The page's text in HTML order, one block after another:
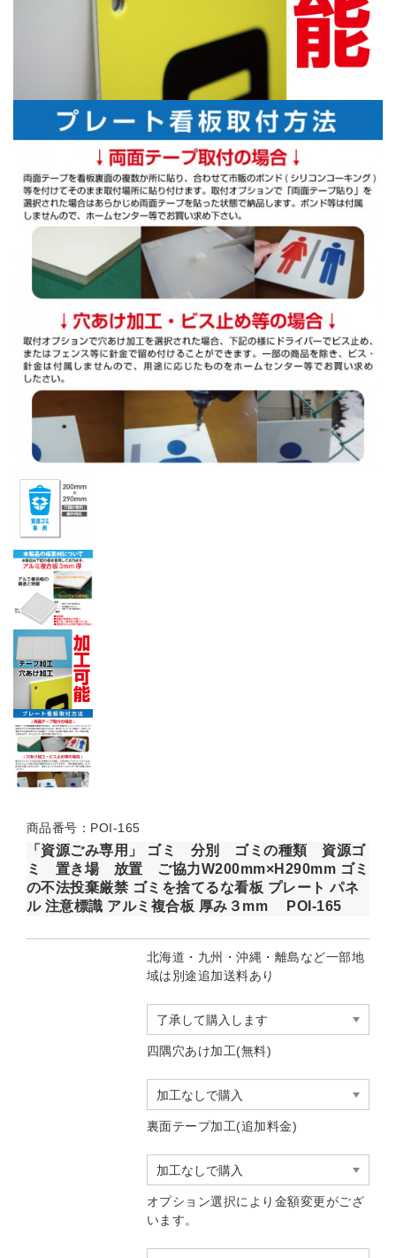
商品番号：POI-165
「資源ごみ専用」 ゴミ 分別 ゴミの種類 資源ゴ
ミ 置き場 放置 ご協力W200mm×H290mm ゴミ
の不法投棄厳禁 ゴミを捨てるな看板 プレート パネ
ル 注意標識 アルミ複合板 厚み３mm POI-165
北海道・九州・沖縄・離島など一部地
域は別途追加送料あり
四隅穴あけ加工(無料)
裏面テープ加工(追加料金)
オプション選択により金額変更がござ
います。